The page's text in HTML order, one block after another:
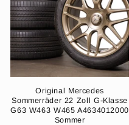
Original Mercedes
Sommerräder 22 Zoll G-Klasse
G63 W463 W465 A4634012000
Sommer